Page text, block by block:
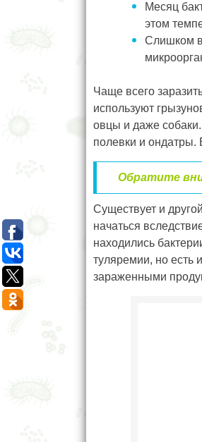
Месяц
этом
Слишком
Чаще всего
используют
овцы и даже
полевки и ондатры.
Обратите
Существует и
начаться
находились
туляремии, но есть
зараженными